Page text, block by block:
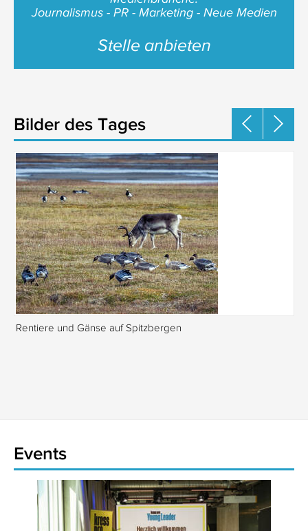
Journalismus - PR - Marketing - Neue Medien
Stelle anbieten
Bilder des Tages
Rentiere und Gänse auf Spitzbergen
Events